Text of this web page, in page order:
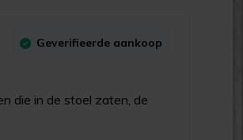
Geverifieerde aankoop
die in de stoel zaten, de